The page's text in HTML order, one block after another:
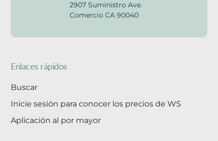
2907 Suministro Ave.
Comercio CA 90040
Enlaces rápidos
Buscar
Inicie sesión para conocer los precios de WS
Aplicación al por mayor